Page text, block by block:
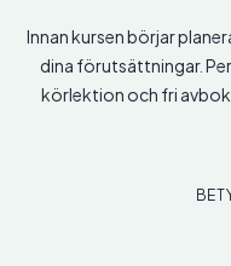
Innan kursen börjar
dina förutsättningar.
körlektion och fri